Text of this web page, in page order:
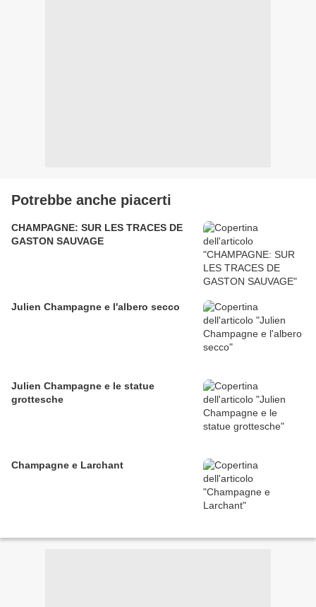
Potrebbe anche piacerti
CHAMPAGNE: SUR LES TRACES DE
GASTON SAUVAGE
Julien Champagne e l'albero secco
Julien Champagne e le statue
grottesche
Champagne e Larchant